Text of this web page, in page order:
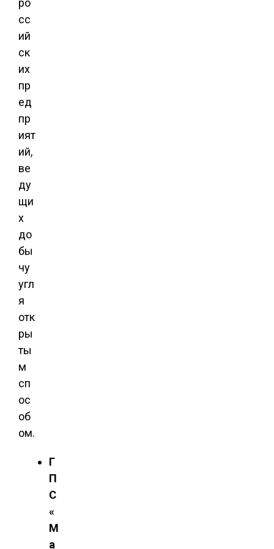
ро
сс
ий
ск
их
пр
ед
пр
ият
ий,
ве
ду
щи
х
до
бы
чу
угл
я
отк
ры
ты
м
сп
ос
об
ом.
Г
П
С
«
М
а